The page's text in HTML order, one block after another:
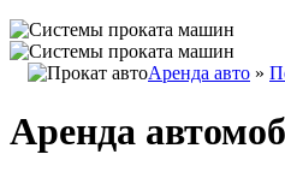
Аренда авто »
Аренда